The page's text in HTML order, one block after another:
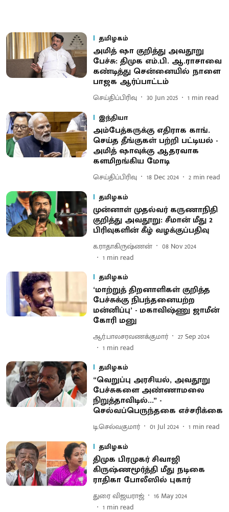
தமிழகம்
அமித் ஷா குறித்து அவதூறு
பேச்சு: திமுக எம்.பி. ஆ.ராசாவை
கண்டித்து சென்னையில் நாளை
பாஜக ஆர்ப்பாட்டம்
செய்திப்பிரிவு 30 Jun 2025 1 min read
இந்தியா
அம்பேத்கருக்கு எதிராக காங்.
செய்த தீங்குகள் பற்றி பட்டியல் -
அமித் ஷாவுக்கு ஆதரவாக
களமிறங்கிய மோடி
செய்திப்பிரிவு 18 Dec 2024 2 min read
தமிழகம்
முன்னாள் முதல்வர் கருணாநிதி
குறித்து அவதூறு: சீமான் மீது 2
பிரிவுகளின் கீழ் வழக்குப்பதிவு
க.ராதாகிருஷ்ணன்
08 Nov 2024
1 min read
தமிழகம்
‘மாற்றுத் திறனாளிகள் குறித்த
பேச்சுக்கு நிபந்தனையற்ற
மன்னிப்பு’ - மகாவிஷ்ணு ஜாமீன்
கோரி மனு
ஆர்.பாலசரவணக்குமார்
27 Sep 2024
1 min read
தமிழகம்
“வெறுப்பு அரசியல், அவதூறு
பேச்சுகளை அண்ணாமலை
நிறுத்தாவிடில்...” -
செல்வப்பெருந்தகை எச்சரிக்கை
டி.செல்வகுமார் 01 Jul 2024 1 min read
தமிழகம்
திமுக பிரமுகர் சிவாஜி
கிருஷ்ணமூர்த்தி மீது நடிகை
ராதிகா போலீஸில் புகார்
துரை விஜயராஜ்
16 May 2024
1 min read